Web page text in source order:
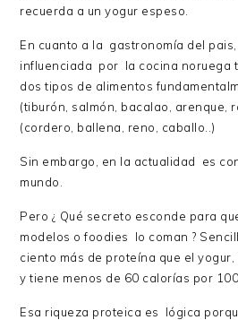
recuerda a un yogur espeso.
En cuanto a la gastronomía del
influenciada por la cocina noruega
dos tipos de alimentos
(tiburón, salmón, bacalao, arenque,
(cordero, ballena, reno, caballo..)
Sin embargo, en la actualidad es
mundo.
Pero ¿ Qué secreto esconde para
modelos o foodies lo coman ?
ciento más de proteína que el
y tiene menos de 60 calorías por 100
Esa riqueza proteica es lógica